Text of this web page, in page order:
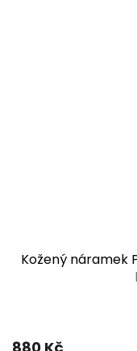
Kožený náramek